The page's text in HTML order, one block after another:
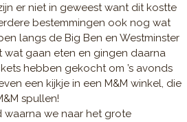
er niet in geweest want dit kostte
bestemmingen ook nog wat
langs de Big Ben en Westminster
wat gaan eten en gingen daarna
hebben gekocht om ’s avonds
een kijkje in een M&M winkel, die
spullen!
waarna we naar het grote